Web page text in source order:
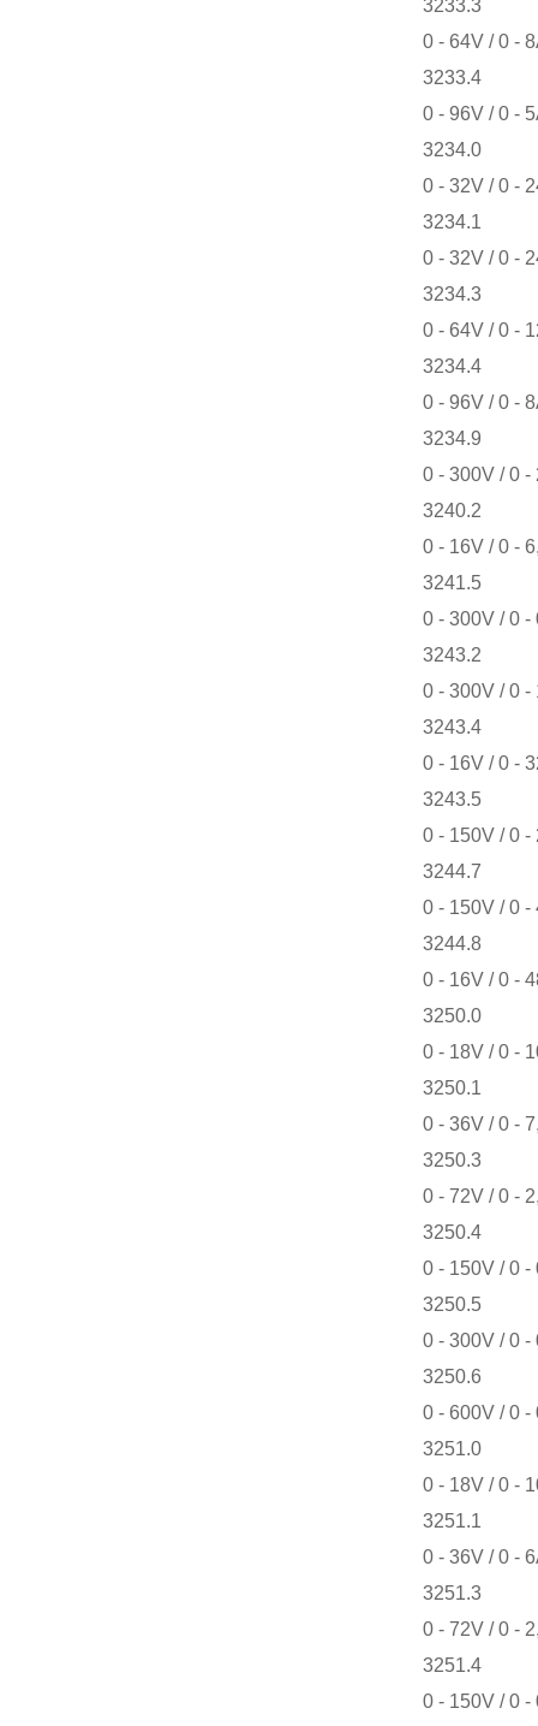
3233.3
0 - 64V / 0 -
3233.4
0 - 96V / 0 -
3234.0
0 - 32V / 0 -
3234.1
0 - 32V / 0 -
3234.3
0 - 64V / 0 -
3234.4
0 - 96V / 0 -
3234.9
0 - 300V / 0 -
3240.2
0 - 16V / 0 -
3241.5
0 - 300V / 0 -
3243.2
0 - 300V / 0 -
3243.4
0 - 16V / 0 -
3243.5
0 - 150V / 0 -
3244.7
0 - 150V / 0 -
3244.8
0 - 16V / 0 -
3250.0
0 - 18V / 0 -
3250.1
0 - 36V / 0 -
3250.3
0 - 72V / 0 -
3250.4
0 - 150V / 0 -
3250.5
0 - 300V / 0 -
3250.6
0 - 600V / 0 -
3251.0
0 - 18V / 0 -
3251.1
0 - 36V / 0 -
3251.3
0 - 72V / 0 -
3251.4
0 - 150V / 0 -